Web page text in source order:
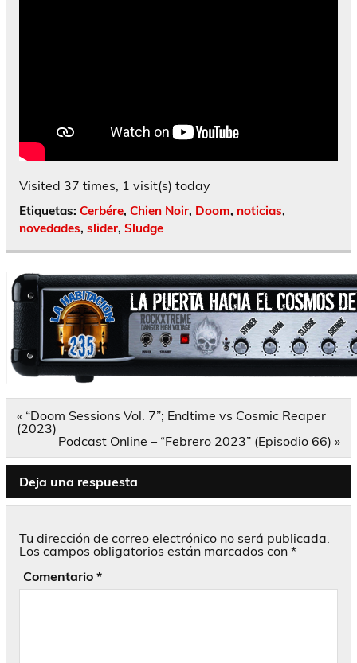
Visited 37 times, 1 visit(s) today
Etiquetas: Cerbére, Chien Noir, Doom, noticias,
novedades, slider, Sludge
Navegación
de
entradas
« “Doom Sessions Vol. 7”; Endtime vs Cosmic Reaper
(2023)
Podcast Online – “Febrero 2023” (Episodio 66) »
Deja una respuesta
Tu dirección de correo electrónico no será publicada.
Los campos obligatorios están marcados con *
Comentario *